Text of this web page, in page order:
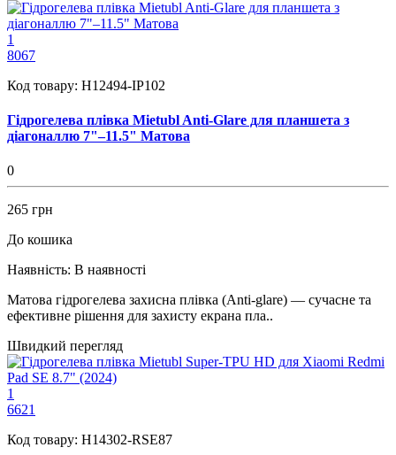
1
8067
Код товару: H12494-IP102
Гідрогелева плівка Mietubl Anti-Glare для планшета з
діагоналлю 7"–11.5" Матова
0
265 грн
До кошика
Наявність: В наявності
Матовa гідрогелева захисна плівка (Anti-glare) — сучасне та
ефективне рішення для захисту екрана пла..
Швидкий перегляд
1
6621
Код товару: H14302-RSE87